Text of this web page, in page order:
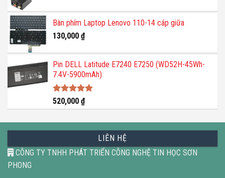
150,000 ₫.là:
Bàn phím Laptop Lenovo 110-14 cáp giữa
130,000 ₫
Pin DELL Latitude E7240 E7250 (WD52H-45Wh-
7.4V-5900mAh)
Được xếp
hạng5.00
520,000 ₫
LIÊN HỆ
CÔNG TY TNHH PHÁT TRIỂN CÔNG NGHỆ TIN HỌC SƠN
PHONG